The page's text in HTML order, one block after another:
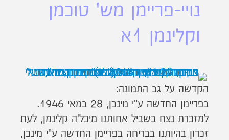
נויי-פריימן מש' טוכמן
וקלינמן 1א
הקדשה על גב התמונה:
בפריימן החדשה ע"י מינכן, 28 במאי 1946.
למזכרת נצח בשביל אחותנו מיכל'ה קלינמן, לעת
זכרון בהיותנו בבריחה בפריימן החדשה ע"י מינכן,